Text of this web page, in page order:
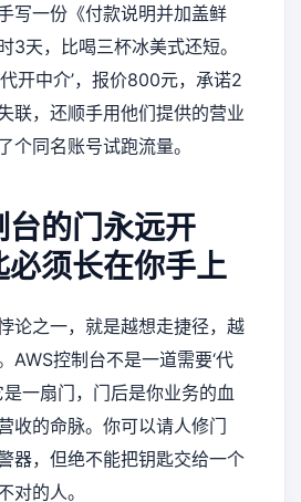
写一份《付款说明并加盖鲜
3天，比喝三杯冰美式还短。
开中介’，报价800元，承诺2
联，还顺手用他们提供的营业
个同名账号试跑流量。
的门永远开
须长在你手上
论之一，就是越想走捷径，越
AWS控制台不是一道需要‘代
是一扇门，门后是你业务的血
收的命脉。你可以请人修门
器，但绝不能把钥匙交给一个
对的人。